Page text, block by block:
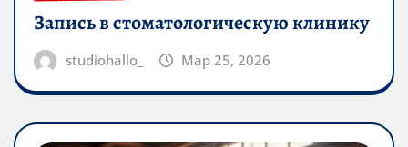
Запись в стоматологическую клинику
studiohallo_ Мар 25, 2026